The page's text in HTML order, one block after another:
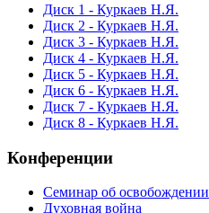
Диск 1 - Куркаев Н.Я.
Диск 2 - Куркаев Н.Я.
Диск 3 - Куркаев Н.Я.
Диск 4 - Куркаев Н.Я.
Диск 5 - Куркаев Н.Я.
Диск 6 - Куркаев Н.Я.
Диск 7 - Куркаев Н.Я.
Диск 8 - Куркаев Н.Я.
Конференции
Семинар об освобождении
Духовная война